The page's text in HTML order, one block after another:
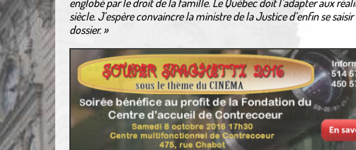
englobé par le droit de la famille. Le Québec doit l’adapter aux
siècle. J’espère convaincre la ministre de la Justice d’enfin se saisir
dossier. »